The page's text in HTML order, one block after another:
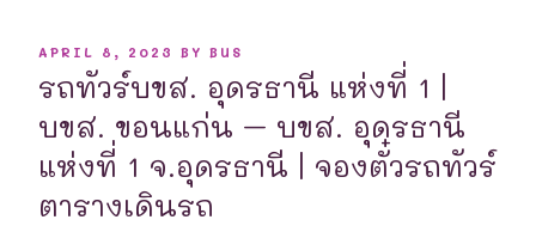
POSTED
APRIL 8, 2023 BY BUS
รถทัวร์บขส. อุดรธานี แห่งที่ 1 |
บขส. ขอนแก่น – บขส. อุดรธานี
แห่งที่ 1 จ.อุดรธานี | จองตั๋วรถทัวร์
ตารางเดินรถ